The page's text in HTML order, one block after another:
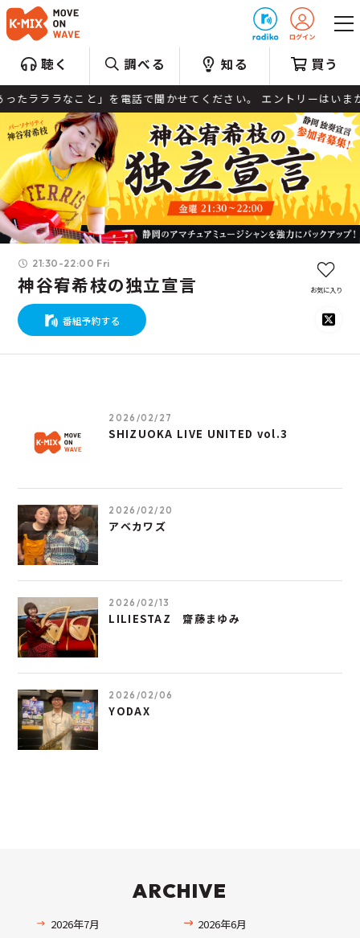
聴く 調べる 知る 買う
なこと」を電話で聞かせてください。 エントリーは
21:30-22:00 Fri
神谷宥希枝の独立宣言
番組予約する
お気に入り
2026/02/27
SHIZUOKA LIVE UNITED vol.3
2026/02/20
アベカワズ
2026/02/13
LILIESTAZ 齋藤まゆみ
2026/02/06
YODAX
ARCHIVE
2026年7月
2026年6月